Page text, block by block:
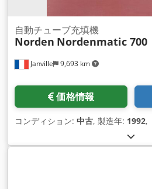
Janville 9,693 km
自動チューブ充填機
Norden Nordenmatic 700
価格情報
コンディション: 中古, 製造年: 1992,